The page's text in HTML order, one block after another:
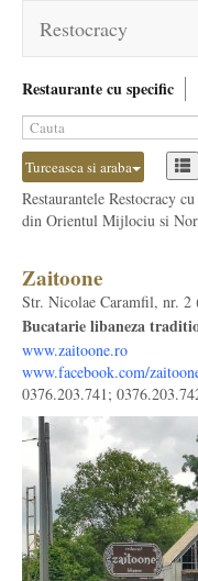
Restocracy
Restaurante cu specific
Turceasca si araba
Restaurantele Restocracy
din Orientul Mijlociu si
Zaitoone
Str. Nicolae Caramfil, nr. 2
Bucatarie libaneza
www.zaitoone.ro
www.facebook.com/
0376.203.741;